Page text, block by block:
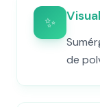
✨
de